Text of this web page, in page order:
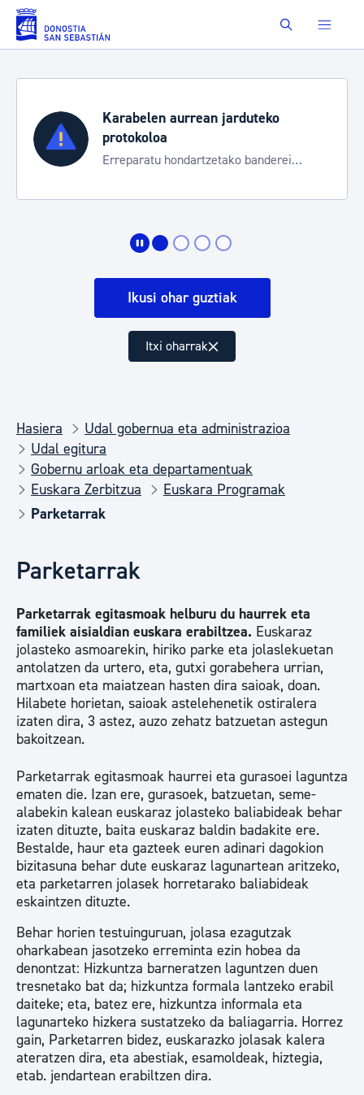
Eduki nagusira joan Buscar
Karabelen aurrean jarduteko
protokoloa
Erreparatu hondartzetako banderei
Ikusi ohar guztiak
Itxi oharrak
Hasiera
Udal gobernua eta administrazioa
Udal egitura
Gobernu arloak eta departamentuak
Euskara Zerbitzua
Euskara Programak
Parketarrak
Parketarrak
Parketarrak egitasmoak helburu du haurrek eta
familiek aisialdian euskara erabiltzea. Euskaraz
jolasteko asmoarekin, hiriko parke eta jolaslekuetan
antolatzen da urtero, eta, gutxi gorabehera urrian,
martxoan eta maiatzean hasten dira saioak, doan.
Hilabete horietan, saioak astelehenetik ostiralera
izaten dira, 3 astez, auzo zehatz batzuetan astegun
bakoitzean.
Parketarrak egitasmoak haurrei eta gurasoei laguntza
ematen die. Izan ere, gurasoek, batzuetan, seme-
alabekin kalean euskaraz jolasteko baliabideak behar
izaten dituzte, baita euskaraz baldin badakite ere.
Bestalde, haur eta gazteek euren adinari dagokion
bizitasuna behar dute euskaraz lagunartean aritzeko,
eta parketarren jolasek horretarako baliabideak
eskaintzen dituzte.
Behar horien testuinguruan, jolasa ezagutzak
oharkabean jasotzeko erreminta ezin hobea da
denontzat: Hizkuntza barneratzen laguntzen duen
tresnetako bat da; hizkuntza formala lantzeko erabil
daiteke; eta, batez ere, hizkuntza informala eta
lagunarteko hizkera sustatzeko da baliagarria. Horrez
gain, Parketarren bidez, euskarazko jolasak kalera
ateratzen dira, eta abestiak, esamoldeak, hiztegia,
etab. jendartean erabiltzen dira.